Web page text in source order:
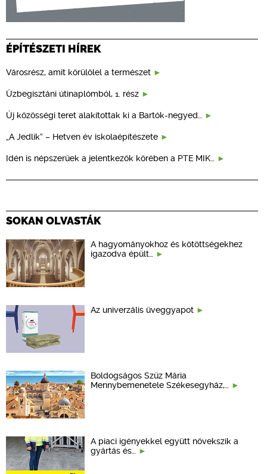
ÉPÍTÉSZETI HÍREK
Városrész, amit körülölel a természet
Üzbegisztáni útinaplómból, 1. rész
Új közösségi teret alakítottak ki a Bartók-negyed…
„A Jedlik” – Hetven év iskolaépítészete
Idén is népszerűek a jelentkezők körében a PTE MIK…
SOKAN OLVASTÁK
A hagyományokhoz és kötöttségekhez
igazodva épült…
Az univerzális üveggyapot
Boldogságos Szűz Mária
Mennybemenetele Székesegyház,…
A piaci igényekkel együtt növekszik a
gyártás és…